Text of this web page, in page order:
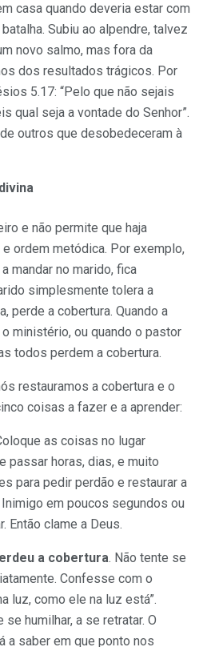
casa quando deveria estar com
Subiu ao alpendre, talvez
novo salmo, mas fora da
dos resultados trágicos. Por
5.17: “Pelo que não sejais
qual seja a vontade do Senhor”.
outros que desobedeceram à
e não permite que haja
ordem metódica. Por exemplo,
mandar no marido, fica
simplesmente tole­ra a
perde a cobertura. Quando a
ministério, ou quando o pastor
todos perdem a cobertura.
restauramos a cobertura e o
coisas a fazer e a aprender:
as coisas no lugar
passar horas, dias, e muito
para pedir perdão e restaurar a
em poucos segundos ou
Então clame a Deus.
a cobertura. Não tente se
Confesse com o
luz, como ele na luz está”.
humilhar, a se retra­tar. O
a saber em que ponto nos